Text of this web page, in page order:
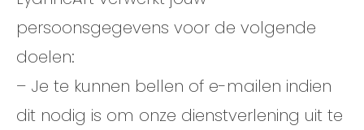
persoonsgegevens voor de volgende
doelen:
– Je te kunnen bellen of e-mailen indien
dit nodig is om onze dienstverlening uit te